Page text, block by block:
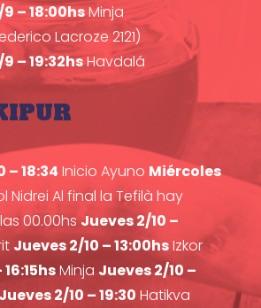
– 18:00hsMinja
Lacroze 2121)
– 19:32hsHavdalá
– 18:34 Inicio Ayuno Miércoles
Nidrei Al final la Tefilà hay
00.00hsJueves 2/10 –
Jueves 2/10 – 13:00hsIzkor
Minja Jueves 2/10 –
Jueves 2/10 – 19:30 Hatikva